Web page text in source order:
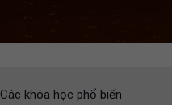
Các khóa học phổ biến